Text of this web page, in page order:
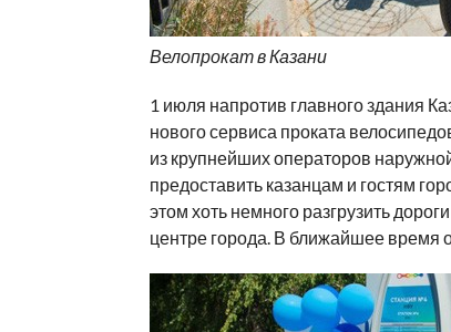
Велопрокат в Казани
1 июля напротив главного здания
нового сервиса проката
из крупнейших операторов
предоставить казанцам и гостям
этом хоть немного разгрузить
центре города. В ближайшее время